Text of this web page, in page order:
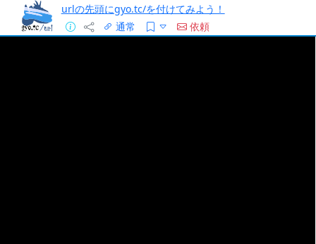
urlの先頭にgyo.tc/を付けてみよう！
通常
依頼